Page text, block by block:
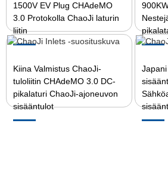
1500V EV Plug CHAdeMO
3.0 Protokolla ChaoJi laturin
liitin
Kiina Valmistus ChaoJi-
tuloliitin CHAdeMO 3.0 DC-
pikalaturi ChaoJi-ajoneuvon
sisääntulot